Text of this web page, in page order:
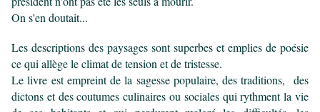
On s'en doutait...
Les descriptions des paysages sont superbes et emplies de poésie
ce qui allège le climat de tension et de tristesse.
Le livre est empreintde la sagesse populaire,des traditions, des
dictons et des coutumes culinaires ou sociales qui rythment la vie